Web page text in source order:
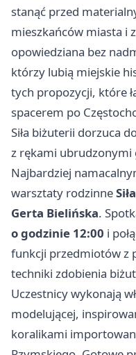
stanąć przed
mieszkańców miasta i
opowiedziana bez
którzy lubią miejskie
tych propozycji, które
spacerem po
Siła biżuterii dorzuca
z rękami ubrudzonymi
Najbardziej
warsztaty rodzinne
Gerta Bielińska.
o godzinie 12:00 i
funkcji przedmiotów z
techniki zdobienia
Uczestnicy wykonają
modelującej,
koralikami